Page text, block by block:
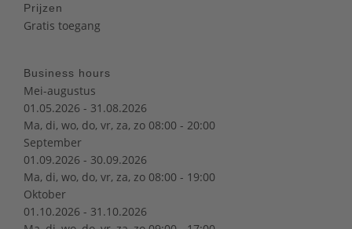
Prijzen
Gratis toegang
Business hours
Mei-augustus
01.05.2026 - 31.08.2026
Ma, di, wo, do, vr, za, zo 08:00 - 20:00
September
01.09.2026 - 30.09.2026
Ma, di, wo, do, vr, za, zo 08:00 - 19:00
Oktober
01.10.2026 - 31.10.2026